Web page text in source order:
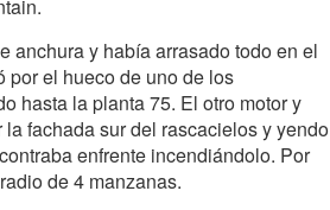
anchura y había arrasado todo en el
por el hueco de uno de los
hasta la planta 75. El otro motor y
fachada sur del rascacielos y yendo
enfrente incendiándolo. Por
de 4 manzanas.